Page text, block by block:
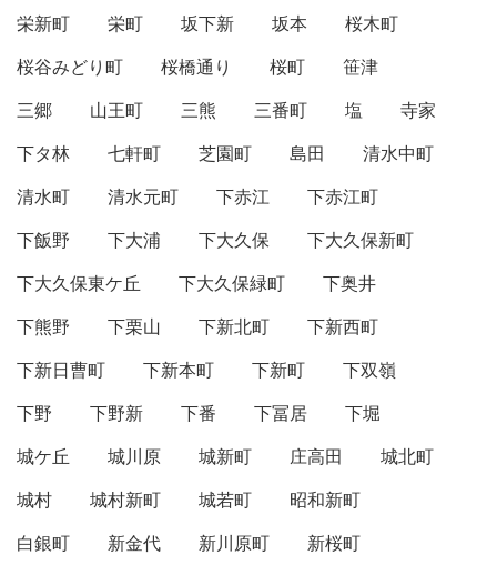
栄新町
栄町 坂下新 坂本
桜木町
桜谷みどり町
桜橋通り 桜町
笹津
三郷
山王町 三熊 三番町 塩
寺家
下タ林
七軒町 芝園町 島田
清水中町
清水町
清水元町 下赤江
下赤江町
下飯野
下大浦 下大久保
下大久保新町
下大久保東ケ丘
下大久保緑町
下奥井
下熊野
下栗山 下新北町
下新西町
下新日曹町
下新本町 下新町
下双嶺
下野
下野新 下番 下冨居
下堀
城ケ丘
城川原 城新町 庄高田
城北町
城村
城村新町 城若町
昭和新町
白銀町
新金代 新川原町
新桜町